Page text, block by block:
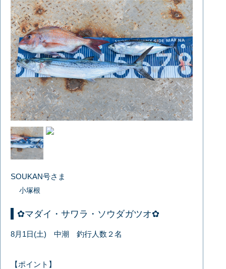
SOUKAN号さま
小塚根
✿マダイ・サワラ・ソウダガツオ✿
8月1日(土) 中潮 釣行人数２名
【ポイント】